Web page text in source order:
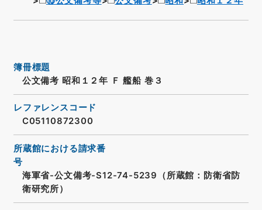
簿冊標題
公文備考 昭和１２年 Ｆ 艦船 巻３
レファレンスコード
C05110872300
所蔵館における請求番
号
海軍省-公文備考-S12-74-5239（所蔵館：防衛省防
衛研究所）